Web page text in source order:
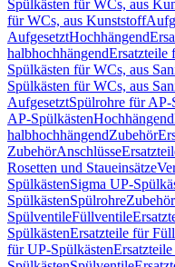
Spülkästen für WCs, aus
für WCs, aus Kunststoff
AufgesetztHochhängend
halbhochhängendErsatzteile
Spülkästen für WCs, aus
Spülkästen für WCs, aus
AufgesetztSpülrohre für AP-
AP-SpülkästenHochhängend
halbhochhängendZubehör
ZubehörAnschlüsse
Rosetten und Staueinsätze
SpülkästenSigma UP-
SpülkästenSpülrohreZubehör
SpülventileFüllventile
SpülkästenErsatzteile für
für UP-Spülkästen